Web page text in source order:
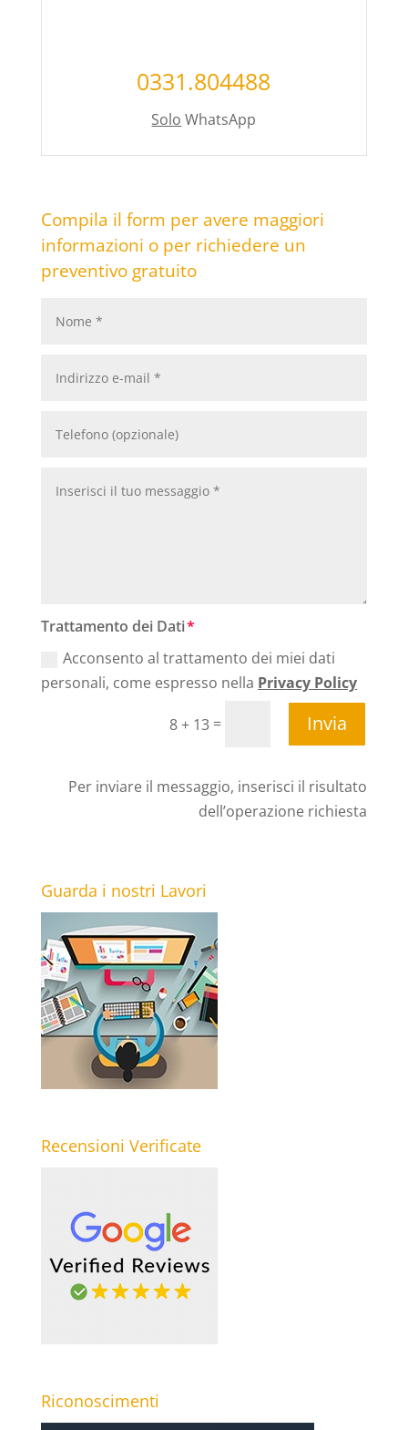
0331.804488
Solo WhatsApp
Compila il form per avere maggiori
informazioni o per richiedere un
preventivo gratuito
Trattamento dei Dati
Acconsento al trattamento dei miei dati
personali, come espresso nella Privacy Policy
8 + 13 = Invia
Per inviare il messaggio, inserisci il risultato
dell’operazione richiesta
Guarda i nostri Lavori
Recensioni Verificate
Riconoscimenti